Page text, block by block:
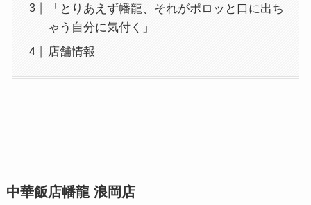
「とりあえず幡龍、それがポロッと口に出ち
ゃう自分に気付く」
店舗情報
中華飯店幡龍 浪岡店